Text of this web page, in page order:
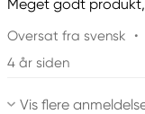
Meget godt
Oversat fra svensk •
4 år siden
Vis flere